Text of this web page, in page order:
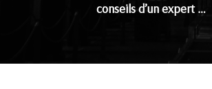
conseils d’un expert …